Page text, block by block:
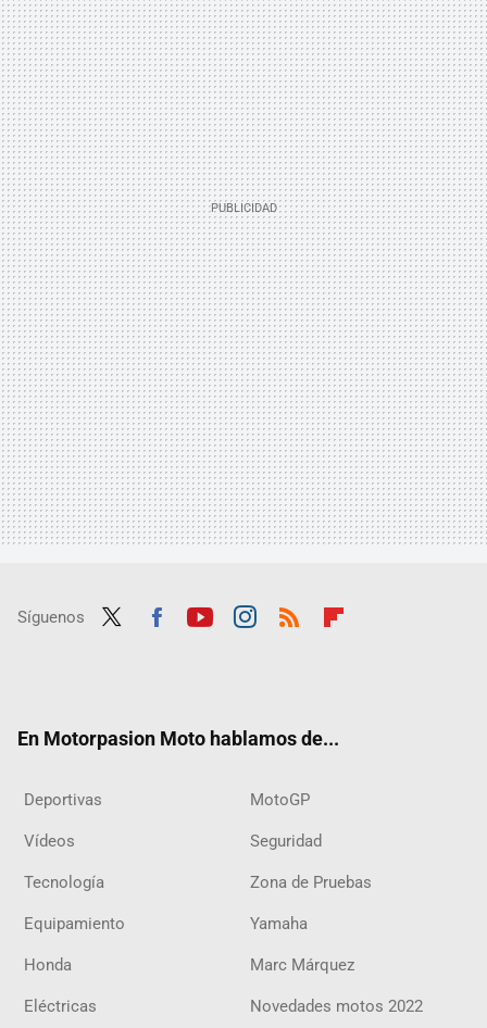
Síguenos
En Motorpasion Moto hablamos de...
Deportivas MotoGP
Vídeos Seguridad
Tecnología Zona de Pruebas
Equipamiento Yamaha
Honda Marc Márquez
Eléctricas Novedades motos 2022